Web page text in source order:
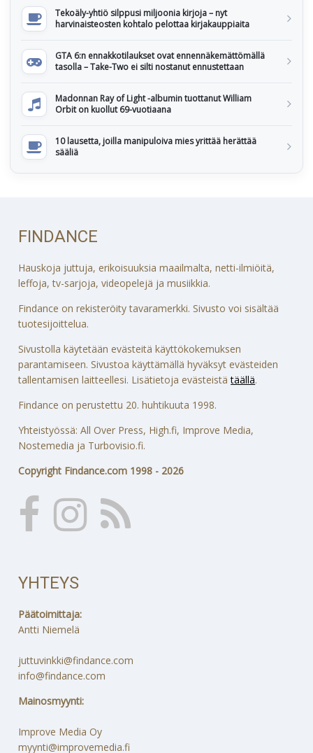
Tekoäly-yhtiö silppusi miljoonia kirjoja – nyt
harvinaisteosten kohtalo pelottaa kirjakauppiaita
GTA 6:n ennakkotilaukset ovat ennennäkemättömällä
tasolla – Take-Two ei silti nostanut ennustettaan
Madonnan Ray of Light -albumin tuottanut William
Orbit on kuollut 69-vuotiaana
10 lausetta, joilla manipuloiva mies yrittää herättää
sääliä
FINDANCE
Hauskoja juttuja, erikoisuuksia maailmalta, netti-ilmiöitä,
leffoja, tv-sarjoja, videopelejä ja musiikkia.
Findance on rekisteröity tavaramerkki. Sivusto voi sisältää
tuotesijoittelua.
Sivustolla käytetään evästeitä käyttökokemuksen
parantamiseen. Sivustoa käyttämällä hyväksyt evästeiden
tallentamisen laitteellesi. Lisätietoja evästeistätäällä.
Findance on perustettu 20. huhtikuuta 1998.
Yhteistyössä: All Over Press, High.fi, Improve Media,
Nostemedia ja Turbovisio.fi.
Copyright Findance.com 1998 - 2026
YHTEYS
Päätoimittaja:
Antti Niemelä
juttuvinkki@findance.com
info@findance.com
Mainosmyynti:
Improve Media Oy
myynti@improvemedia.fi